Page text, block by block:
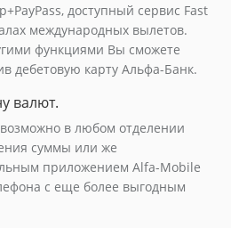
доступный сервис Fast
международных вылетов.
функциями Вы сможете
дебетовую карту Альфа-Банк.
валют.
в любом отделении
суммы или же
приложением Alfa-Mobile
с еще более выгодным